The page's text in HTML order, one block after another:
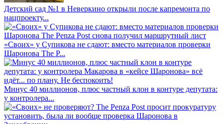
Детский сад №1 в Неверкино открыли после капремонта по
нацпроекту...
«Своих» у Супикова не сдают: вместо материалов проверки
Шаронова The P...
Минус 40 миллионов, плюс частный клон в контуре депутата:
у контролера...